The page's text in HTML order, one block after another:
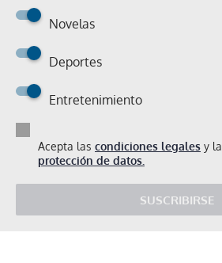
Novelas
Deportes
Entretenimiento
Acepta las condiciones legales y la
protección de datos.
SUSCRIBIRSE